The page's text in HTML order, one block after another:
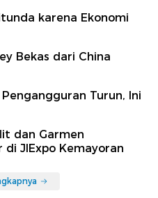
karena Ekonomi
Bekas dari China
Turun, Ini
dan Garmen
JIExpo Kemayoran